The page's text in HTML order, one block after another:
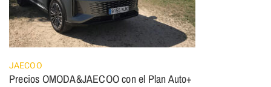
JAECOO
Precios OMODA&JAECOO con el Plan Auto+